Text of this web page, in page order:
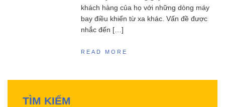
khách hàng của họ với những dòng máy
bay điều khiển từ xa khác. Vấn đề được
nhắc đến […]
READ MORE
TÌM KIẾM